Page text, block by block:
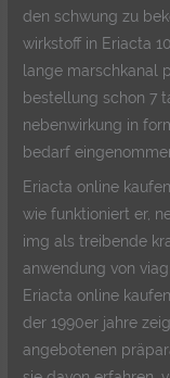
den schwung zu
wirkstoff in Eriacta
lange marschkanal
bestellung schon 7
nebenwirkung in
bedarf
Eriacta online
wie funktioniert er,
img als treibende
anwendung von
Eriacta online
der 1990er jahre
angebotenen